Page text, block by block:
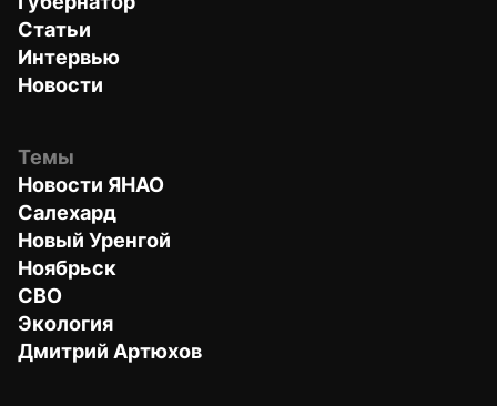
Статьи
Интервью
Новости
Темы
Новости ЯНАО
Салехард
Новый Уренгой
Ноябрьск
СВО
Экология
Дмитрий Артюхов